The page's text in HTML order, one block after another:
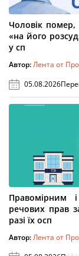
Чоловік
«на його
у сп
Автор:Лента от
05.08.2026
Правомірним
речових прав
разі їх осп
Автор:Лента от